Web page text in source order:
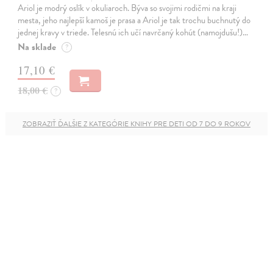
Ariol je modrý oslík v okuliaroch. Býva so svojimi rodičmi na kraji
mesta, jeho najlepší kamoš je prasa a Ariol je tak trochu buchnutý do
jednej kravy v triede. Telesnú ich učí navrčaný kohút (namojdušu!)…
Na sklade ?
17,10 €
18,00 € ?
ZOBRAZIŤ ĎALŠIE Z KATEGÓRIE KNIHY PRE DETI OD 7 DO 9 ROKOV